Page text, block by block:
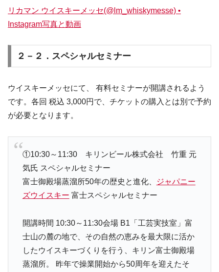
リカマン ウイスキーメッセ(@lm_whiskymesse) •
Instagram写真と動画
２－２．スペシャルセミナー
ウイスキーメッセにて、 有料セミナーが開講されるよう
です。各回 税込 3,000円で、チケットの購入とは別で予約
が必要となります。
①10:30～11:30 キリンビール株式会社 竹重 元
気氏 スペシャルセミナー
富士御殿場蒸溜所50年の歴史と進化、
ジャパニー
ズウイスキー 富士スペシャルセミナー
開講時間 10:30～11:30会場 B1「工芸実技室」 富
士山の麓の地で、その自然の恵みを最大限に活か
したウイスキーづくりを行う、キリン富士御殿場
蒸溜所。 昨年で操業開始から50周年を迎えたそ